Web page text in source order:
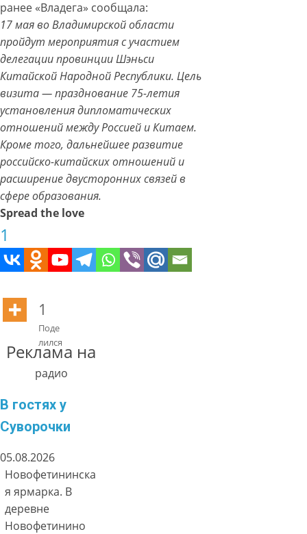
ранее «Владега» сообщала:
17 мая во Владимирской области
пройдут мероприятия с участием
делегации провинции Шэньси
Китайской Народной Республики. Цель
визита — празднование 75-летия
установления дипломатических
отношений между Россией и Китаем.
Кроме того, дальнейшее развитие
российско-китайских отношений и
расширение двусторонних связей в
сфере образования.
Spread the love
1
1
Поде
лился
Реклама на
радио
В гостях у
Суворочки
05.08.2026
Новофетининска
я ярмарка. В
деревне
Новофетинино